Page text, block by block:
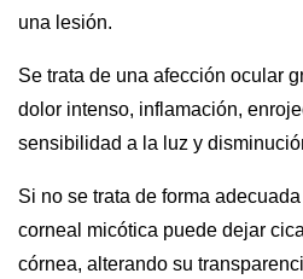
una lesión.
Se trata de una afección ocular
dolor intenso, inflamación,
sensibilidad a la luz y
Si no se trata de forma
corneal micótica puede dejar
córnea, alterando su